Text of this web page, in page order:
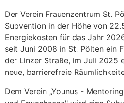
Der Verein Frauenzentrum St.
Subvention in der Höhe von
Energiekosten für das Jahr
seit Juni 2008 in St. Pölten ein
der Linzer Straße, im Juli 2025
neue, barrierefreie
Dem Verein „Younus -